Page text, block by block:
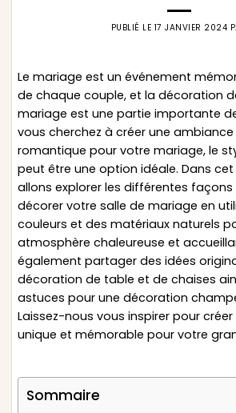
PUBLIÉ LE 17 JANVIER 2024
Le mariage est un événement
de chaque couple, et la décoration
mariage est une partie importante de
vous cherchez à créer une
romantique pour votre mariage, le
peut être une option idéale. Dans
allons explorer les différentes
décorer votre salle de mariage en
couleurs et des matériaux naturels
atmosphère chaleureuse et
également partager des idées
décoration de table et de chaises
astuces pour une décoration
Laissez-nous vous inspirer pour
unique et mémorable pour votre
Sommaire